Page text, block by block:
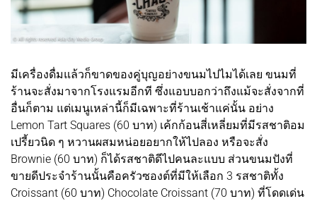
มีเครื่องดื่มแล้วก็ขาดของคู่บุญอย่างขนมไปไมได้เลย ขนมที่
ร้านจะสั่งมาจากโรงแรมอีกที ซึ่งแอบบอกว่าถึงแม้จะสั่งจากที่
อื่นก็ตาม แต่เมนูเหล่านี้ก็มีเฉพาะที่ร้านเช้าแค่นั้น อย่าง
Lemon Tart Squares (60 บาท) เค้กก้อนสี่เหลี่ยมที่มีรสชาติอม
เปรี้ยวนิด ๆ หวานผสมหน่อยอยากให้ไปลอง หรือจะสั่ง
Brownie (60 บาท) ก็ได้รสชาติดีไปคนละแบบ ส่วนขนมปังที่
ขายดีประจำร้านนั้นคือครัวซองต์ที่มีให้เลือก 3 รสชาติทั้ง
Croissant (60 บาท) Chocolate Croissant (70 บาท) ที่โดดเด่น